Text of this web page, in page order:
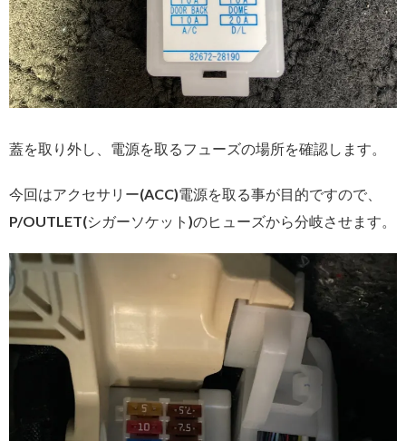
蓋を取り外し、電源を取るフューズの場所を確認します。
今回はアクセサリー(ACC)電源を取る事が目的ですので、
P/OUTLET(シガーソケット)のヒューズから分岐させます。